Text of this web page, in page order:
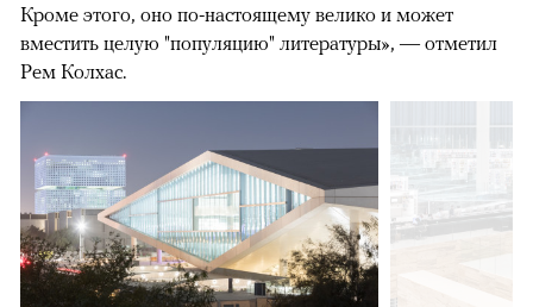
Кроме этого, оно по-настоящему велико и может
вместить целую "популяцию" литературы», — отметил
Рем Колхас.